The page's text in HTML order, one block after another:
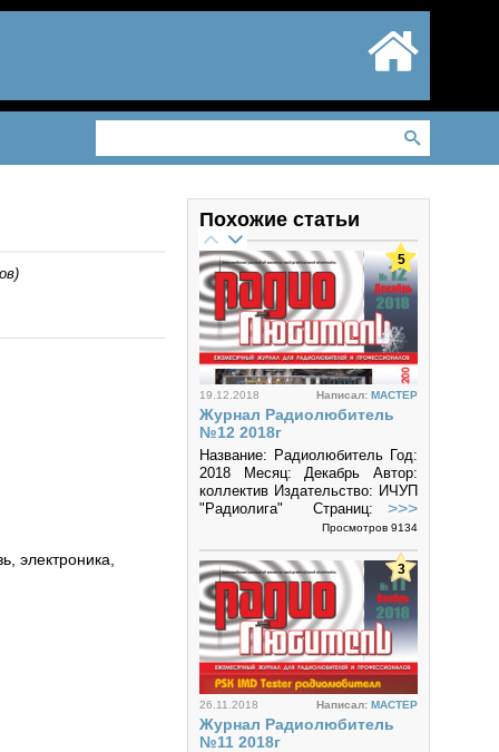
)
электроника,
Похожие статьи
19.12.2018 Написал: MACTEP
Журнал Радиолюбитель
№12 2018г
Название: Радиолюбитель Год:
2018 Месяц: Декабрь Автор:
коллектив Издательство: ИЧУП
"Радиолига" Страниц: 50
Формат: PDF Размер: 28 Mб
журнал...
>>>
Просмотров 9134
5
26.11.2018 Написал: MACTEP
Журнал Радиолюбитель
№11 2018г
3